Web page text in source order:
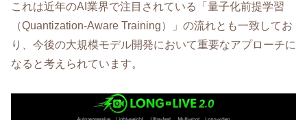
これは近年のAI業界で注目されている「量子化前提学習
（Quantization-Aware Training）」の流れとも一致してお
り、今後の大規模モデル開発において重要なアプローチに
なると考えられています。